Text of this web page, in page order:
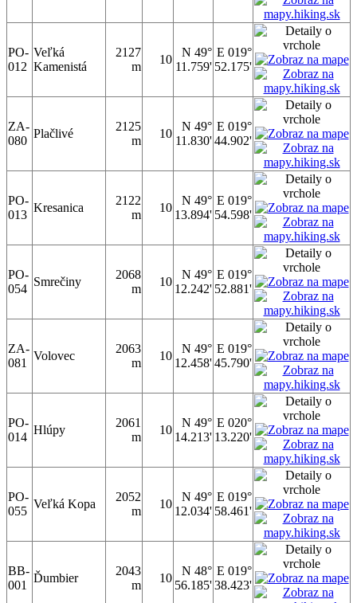
PO-
012
Veľká
Kamenistá
2127
m
10
N 49°
11.759'
E 019°
52.175'
ZA-
080
Plačlivé
2125
m
10
N 49°
11.830'
E 019°
44.902'
PO-
013
Kresanica
2122
m
10
N 49°
13.894'
E 019°
54.598'
PO-
054
Smrečiny
2068
m
10
N 49°
12.242'
E 019°
52.881'
ZA-
081
Volovec
2063
m
10
N 49°
12.458'
E 019°
45.790'
PO-
014
Hlúpy
2061
m
10
N 49°
14.213'
E 020°
13.220'
PO-
055
Veľká Kopa
2052
m
10
N 49°
12.034'
E 019°
58.461'
BB-
001
Ďumbier
2043
m
10
N 48°
56.185'
E 019°
38.423'